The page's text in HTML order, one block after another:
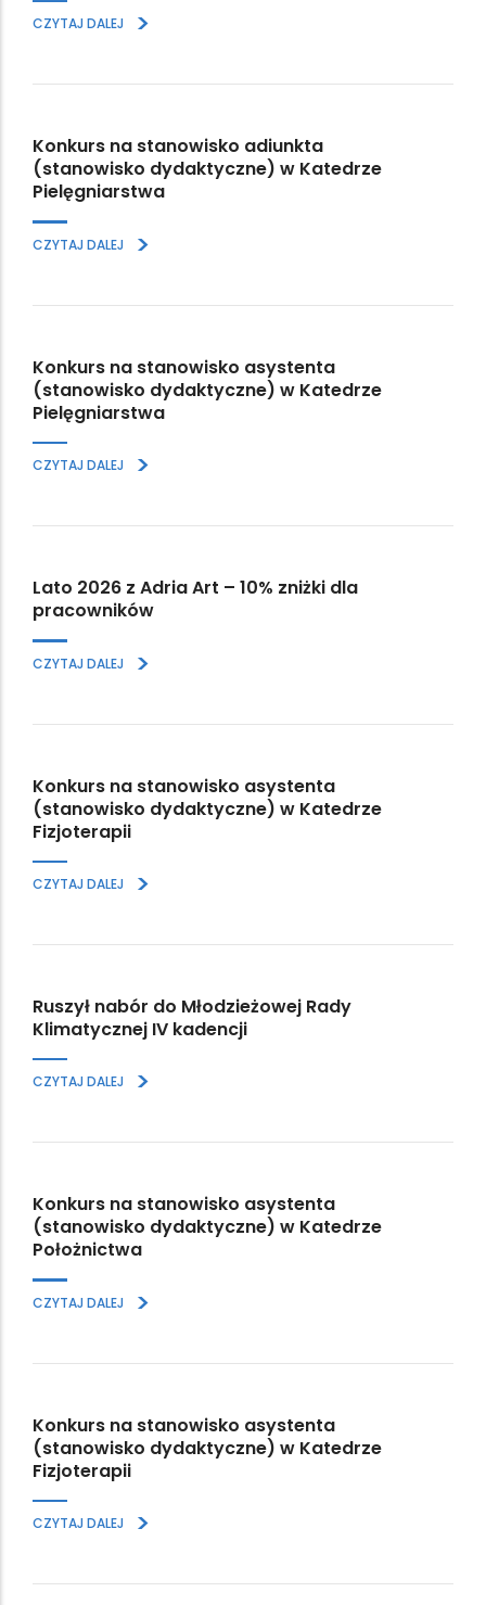
CZYTAJ DALEJ >
Konkurs na stanowisko adiunkta
(stanowisko dydaktyczne) w Katedrze
Pielęgniarstwa
CZYTAJ DALEJ >
Konkurs na stanowisko asystenta
(stanowisko dydaktyczne) w Katedrze
Pielęgniarstwa
CZYTAJ DALEJ >
Lato 2026 z Adria Art – 10% zniżki dla
pracowników
CZYTAJ DALEJ >
Konkurs na stanowisko asystenta
(stanowisko dydaktyczne) w Katedrze
Fizjoterapii
CZYTAJ DALEJ >
Ruszył nabór do Młodzieżowej Rady
Klimatycznej IV kadencji
CZYTAJ DALEJ >
Konkurs na stanowisko asystenta
(stanowisko dydaktyczne) w Katedrze
Położnictwa
CZYTAJ DALEJ >
Konkurs na stanowisko asystenta
(stanowisko dydaktyczne) w Katedrze
Fizjoterapii
CZYTAJ DALEJ >